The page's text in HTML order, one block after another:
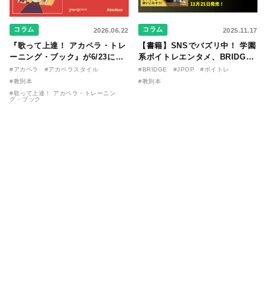
コラム 2026.06.22
『歌って上達！ アカペラ・トレ
ーニング・ブック』が6/23に発
売！ 課題曲音源・音取り用アプ
リを公開。
#アカペラ
#アカペラスタイル
#教則本
#歌って上達！ アカペラ・トレーニン
グ・ブック
コラム 2025.11.17
【書籍】SNSでバズリ中！ 学園
系ボイトレエンタメ、BRIDGE
が届ける教則本『１分で攻略！
ボイスタイプ別で挑む歌の上達
#BRIDGE #JPOP
#ボイトレ
#教則本